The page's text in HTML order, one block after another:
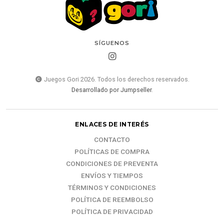
SÍGUENOS
Juegos Gori 2026. Todos los derechos reservados.
Desarrollado por Jumpseller.
ENLACES DE INTERÉS
CONTACTO
POLÍTICAS DE COMPRA
CONDICIONES DE PREVENTA
ENVÍOS Y TIEMPOS
TÉRMINOS Y CONDICIONES
POLÍTICA DE REEMBOLSO
POLÍTICA DE PRIVACIDAD